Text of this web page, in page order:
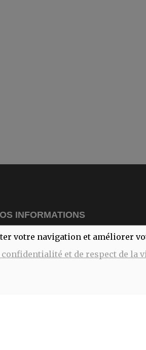
votre navigation et améliorer
et de respect de la
INFORMATIONS
rue de Trazegnies